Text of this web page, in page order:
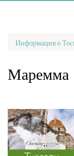
Информация о
Маремма